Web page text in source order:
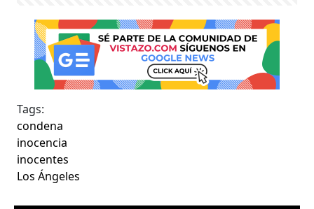
Tags:
condena
inocencia
inocentes
Los Ángeles